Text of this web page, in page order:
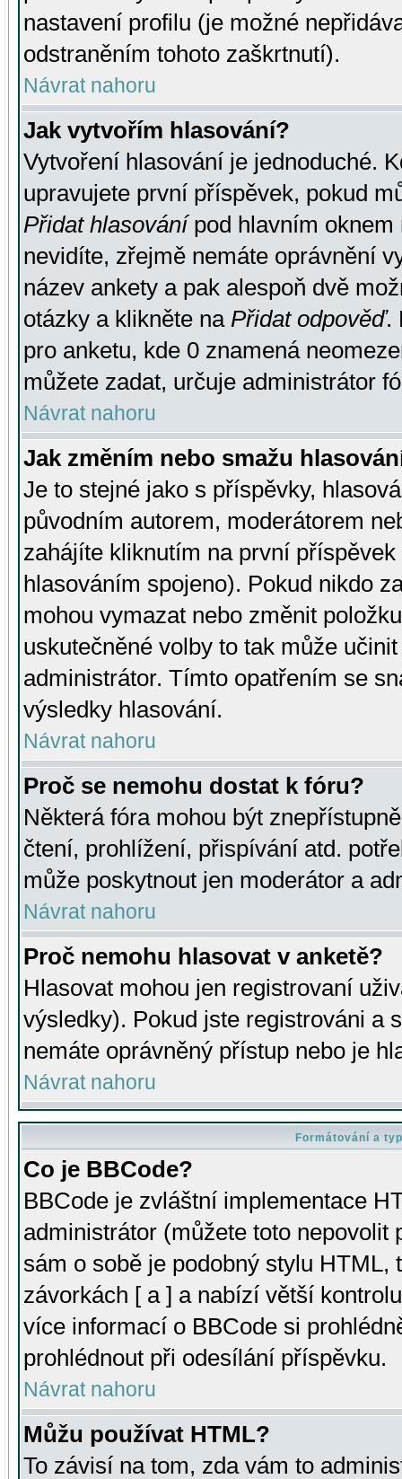
nastavení profilu (je možné
odstraněním tohoto zaškrtnutí).
Návrat nahoru
Jak vytvořím hlasování?
Vytvoření hlasování je jednoduché.
upravujete první příspěvek, pokud
Přidat hlasovánípod hlavním oknem
nevidíte, zřejmě nemáte oprávnění
název ankety a pak alespoň dvě
otázky a klikněte na Přidat odpověď.
pro anketu, kde 0 znamená
můžete zadat, určuje administrátor
Návrat nahoru
Jak změním nebo smažu
Je to stejné jako s příspěvky,
původním autorem, moderátorem
zahájíte kliknutím na první
hlasováním spojeno). Pokud nikdo
mohou vymazat nebo změnit
uskutečněné volby to tak může
administrátor. Tímto opatřením se
výsledky hlasování.
Návrat nahoru
Proč se nemohu dostat k fóru?
Některá fóra mohou být
čtení, prohlížení, přispívání atd.
může poskytnout jen moderátor a
Návrat nahoru
Proč nemohu hlasovat v anketě?
Hlasovat mohou jen registrovaní
výsledky). Pokud jste registrováni a
nemáte oprávněný přístup nebo je
Návrat nahoru
Formátování a
Co je BBCode?
BBCode je zvláštní implementace
administrátor (můžete toto
sám o sobě je podobný stylu HTML,
závorkách [ a ] a nabízí větší
více informací o BBCode si
prohlédnout při odesílání příspěvku.
Návrat nahoru
Můžu používat HTML?
To závisí na tom, zda vám to